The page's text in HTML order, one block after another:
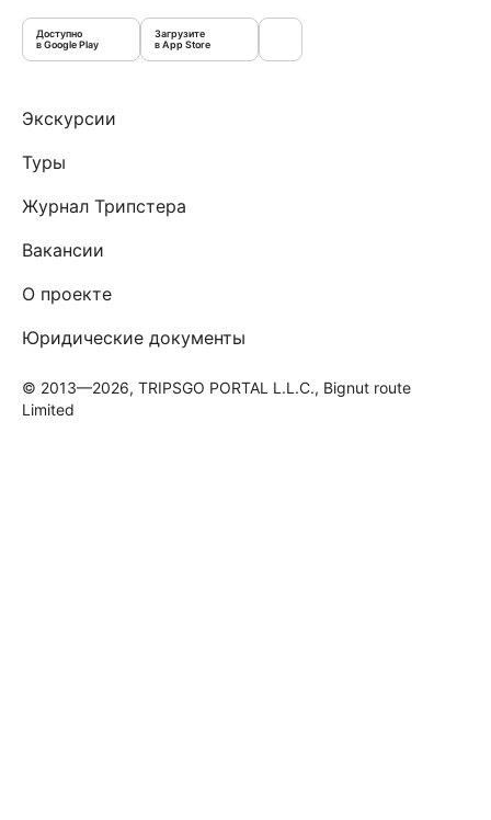
Доступно
в Google Play
Загрузите
в App Store
Экскурсии
Туры
Журнал Трипстера
Вакансии
О проекте
Юридические документы
© 2013—2026, TRIPSGO PORTAL L.L.C., Bignut route
Limited